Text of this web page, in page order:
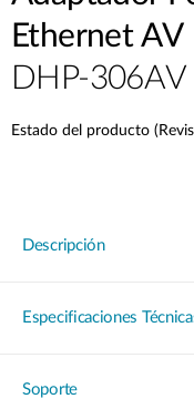
Ethernet AV
DHP-306AV
Estado del producto
Descripción
Especificaciones
Soporte